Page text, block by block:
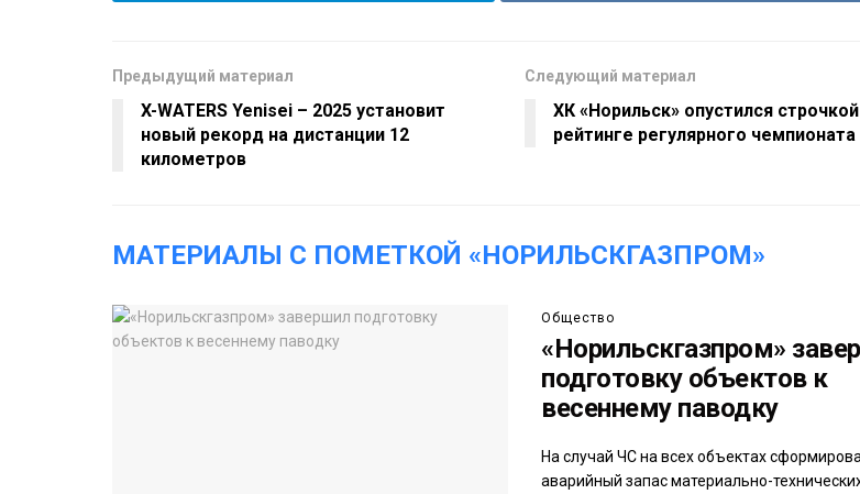
Предыдущий материал
X-WATERS Yenisei – 2025 установит
новый рекорд на дистанции 12
километров
Следующий материал
ХК «Норильск» опустился
рейтинге регулярного чемпионата
МАТЕРИАЛЫ С ПОМЕТКОЙ «НОРИЛЬСКГАЗПРОМ»
Общество
«Норильскгазпром»
подготовку объектов к
весеннему паводку
На случай ЧС на всех объектах
аварийный запас материально-